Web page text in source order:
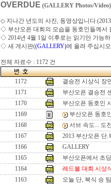
OVERDUE (GALLERY Photos/Video)
◇ 지나간 년도의 사진, 동영상입니다
◇ 부산오픈 대회의 모습을 동호인들께서
◇ 2014년 4월 1일 이후로는 읽기만 가능
◇ 새 게시판((GALLERY)에 올려 주십시오
전체 자료수 : 1172 건
1172
결승전 시상식 장
1171
부산오픈 결승전
1170
부산오픈 동호인
1169
부산오픈 동호
1168
서브 속도... 도
1167
2013 부산오픈 단
1166
GALLERY
1165
부산오픈에서 초
1164
레드볼 대회 시상
1163
오늘 단, 복식 승 팀